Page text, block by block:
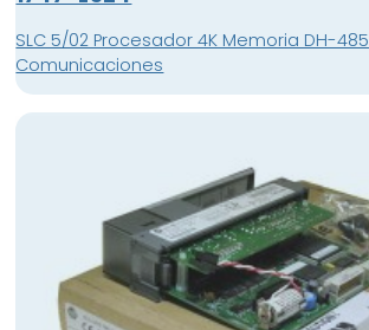
SLC 5/02 Procesador 4K Memoria DH-485
Comunicaciones